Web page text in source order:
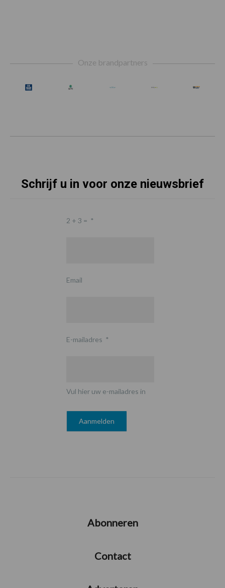
Onze brandpartners
Schrijf u in voor onze nieuwsbrief
2 + 3 = *
Email
E-mailadres *
Vul hier uw e-mailadres in
Abonneren
Contact